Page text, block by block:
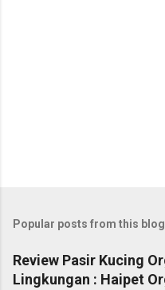
Popular posts from this blog
Review Pasir Kucing
Lingkungan : Haipet